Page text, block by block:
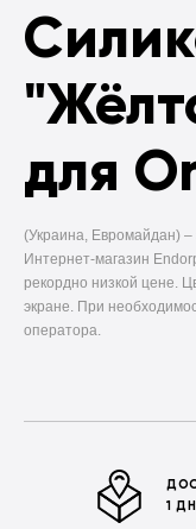
для
(Украина, Евромайдан) –
Интернет-магазин
рекордно низкой цене.
экране. При
оператора.
1